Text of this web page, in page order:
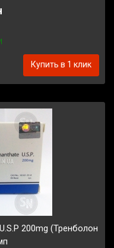
Купить в 1 клик
200mg (Тренболон